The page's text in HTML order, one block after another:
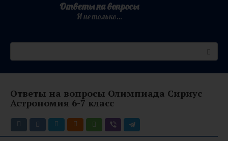
Ответы на вопросы
И не только…
Ответы на вопросы Олимпиада Сириус
Астрономия 6-7 класс